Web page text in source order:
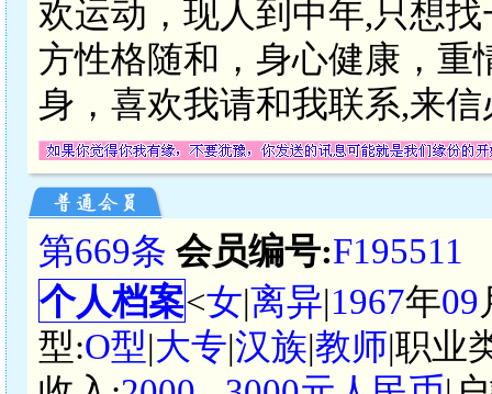
欢运动，现人到中年,只想
方性格随和，身心健康，重
身，喜欢我请和我联系,来
第669条 会员编号:F195511
个人档案<女|离异|1967年09
型:O型|大专|汉族|教师|职业